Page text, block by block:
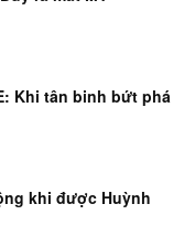
Khi tân binh bứt phá
khi được Huỳnh